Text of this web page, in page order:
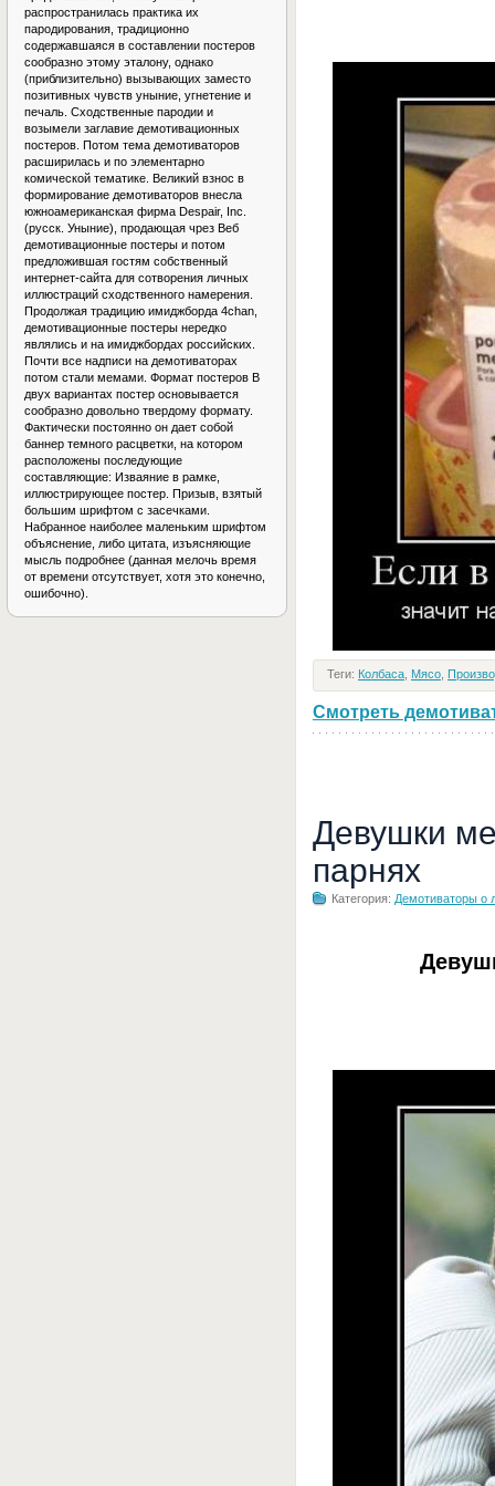
Теги: Колбаса Мясо
Смотреть
Девушки
парнях
Категория: Демотиваторы о
распространилась практика их
пародирования, традиционно
содержавшаяся в составлении постеров
сообразно этому эталону, однако
(приблизительно) вызывающих заместо
позитивных чувств уныние, угнетение и
печаль. Сходственные пародии и
возымели заглавие демотивационных
постеров. Потом тема демотиваторов
расширилась и по элементарно
комической тематике. Великий взнос в
формирование демотиваторов внесла
южноамериканская фирма Despair, Inc.
(русск. Уныние), продающая чрез Веб
демотивационные постеры и потом
предложившая гостям собственный
интернет-сайта для сотворения личных
иллюстраций сходственного намерения.
Продолжая традицию имиджборда 4chan,
демотивационные постеры нередко
являлись и на имиджбордах российских.
Почти все надписи на демотиваторах
потом стали мемами. Формат постеров В
двух вариантах постер основывается
сообразно довольно твердому формату.
Фактически постоянно он дает собой
баннер темного расцветки, на котором
расположены последующие
составляющие: Изваяние в рамке,
иллюстрирующее постер. Призыв, взятый
большим шрифтом с засечками.
Набранное наиболее маленьким шрифтом
объяснение, либо цитата, изъясняющие
мысль подробнее (данная мелочь время
от времени отсутствует, хотя это конечно,
ошибочно).